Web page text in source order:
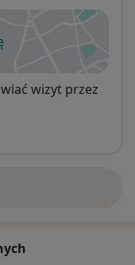
w nowej karcie
wizyt przez